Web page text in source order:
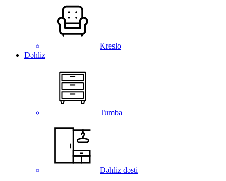
Kreslo
Dəhliz
Tumba
Dəhliz dəsti